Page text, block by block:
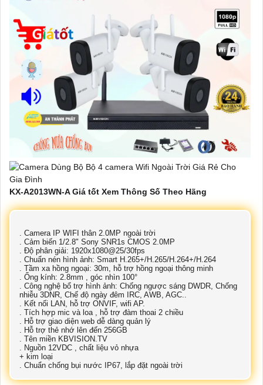
KX-A2013WN-A Giá tốt Xem Thông Số Theo Hãng
. Camera IP WIFI thân 2.0MP ngoài trời
. Cảm biến 1/2.8" Sony SNR1s CMOS 2.0MP
. Độ phân giải: 1920x1080@25/30fps
. Chuẩn nén hình ảnh: Smart H.265+/H.265/H.264+/H.264
. Tầm xa hồng ngoại: 30m, hỗ trợ hồng ngoại thông minh
. Ống kính: 2.8mm , góc nhìn 100°
. Công nghệ bổ trợ hình ảnh: Chống ngược sáng DWDR, Chống
nhiễu 3DNR, Chế độ ngày đêm IRC, AWB, AGC..
. Kết nối LAN, hỗ trợ ONVIF, wifi AP.
. Tích hợp mic và loa , hỗ trợ đàm thoai 2 chiều
. Hỗ trợ giao diện web dễ dàng quản lý
. Hỗ trợ thẻ nhớ lên đến 256GB
. Tên miền KBVISION.TV
. Nguồn 12VDC , chất liệu vỏ nhựa
+ kim loại
. Chuẩn chống bụi nước IP67, lắp đặt ngoài trời